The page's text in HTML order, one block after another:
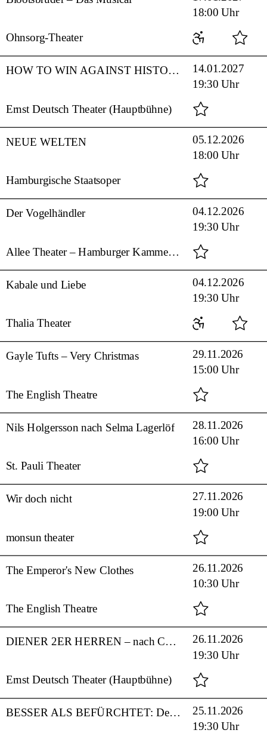
Ohnsorg-Theater
18:00 Uhr
Ernst Deutsch Theater (Hauptbühne)
14.01.2027
19:30 Uhr
HOW TO WIN AGAINST HISTORY – Musical von Seiriol Davies (Text und Musik)
Hamburgische Staatsoper
05.12.2026
18:00 Uhr
NEUE WELTEN
Allee Theater – Hamburger Kammeroper
04.12.2026
19:30 Uhr
Der Vogelhändler
Thalia Theater
04.12.2026
19:30 Uhr
Kabale und Liebe
The English Theatre
29.11.2026
15:00 Uhr
Gayle Tufts – Very Christmas
St. Pauli Theater
28.11.2026
16:00 Uhr
Nils Holgersson nach Selma Lagerlöf
monsun theater
27.11.2026
19:00 Uhr
Wir doch nicht
The English Theatre
26.11.2026
10:30 Uhr
The Emperor's New Clothes
Ernst Deutsch Theater (Hauptbühne)
26.11.2026
19:30 Uhr
DIENER 2ER HERREN – nach Carlo Goldoni
25.11.2026
19:30 Uhr
BESSER ALS BEFÜRCHTET: Der satirische Jahresrückblick 2026